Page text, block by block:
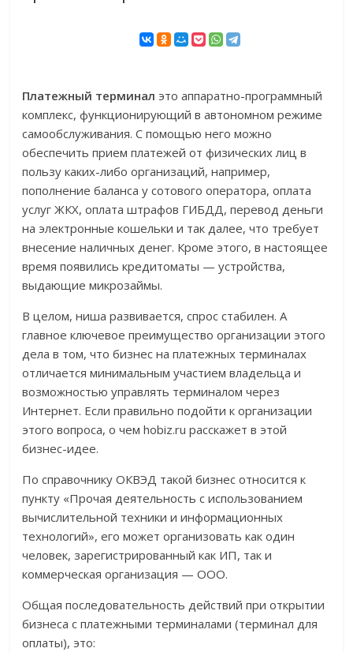
Платежный терминал это аппаратно-программный
комплекс, функционирующий в автономном режиме
самообслуживания. С помощью него можно
обеспечить прием платежей от физических лиц в
пользу каких-либо организаций, например,
пополнение баланса у сотового оператора, оплата
услуг ЖКХ, оплата штрафов ГИБДД, перевод деньги
на электронные кошельки и так далее, что требует
внесение наличных денег. Кроме этого, в настоящее
время появились кредитоматы — устройства,
выдающие микрозаймы.
В целом, ниша развивается, спрос стабилен. А
главное ключевое преимущество организации этого
дела в том, что бизнес на платежных терминалах
отличается минимальным участием владельца и
возможностью управлять терминалом через
Интернет. Если правильно подойти к организации
этого вопроса, о чем hobiz.ru расскажет в этой
бизнес-идее.
По справочнику ОКВЭД такой бизнес относится к
пункту «Прочая деятельность с использованием
вычислительной техники и информационных
технологий», его может организовать как один
человек, зарегистрированный как ИП, так и
коммерческая организация — ООО.
Общая последовательность действий при открытии
бизнеса с платежными терминалами (терминал для
оплаты), это: